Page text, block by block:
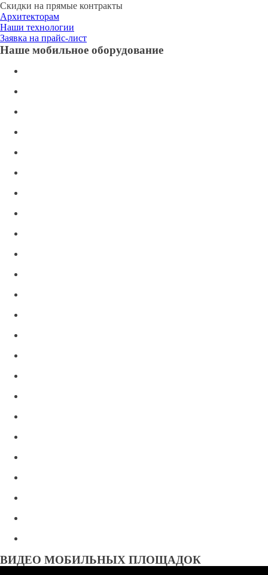
Скидки на прямые контракты
Архитекторам
Наши технологии
Заявка на прайс-лист
Наше мобильное оборудование
ВИДЕО МОБИЛЬНЫХ ПЛОЩАДОК